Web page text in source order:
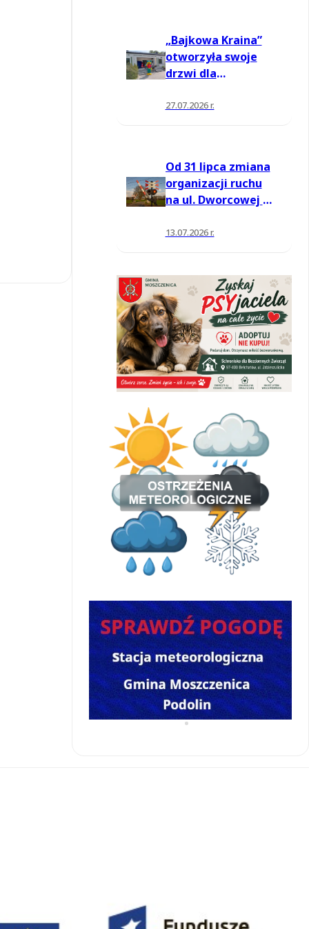
„Bajkowa Kraina”
otworzyła swoje
drzwi dla
27.07.2026 r.
Od 31 lipca zmiana
organizacji ruchu
na ul. Dworcowej w
13.07.2026 r.